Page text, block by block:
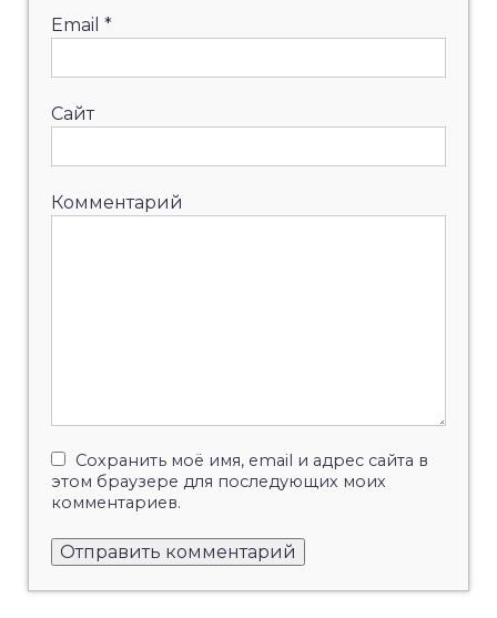
Email *
Сайт
Комментарий
Сохранить моё имя, email и адрес сайта в
этом браузере для последующих моих
комментариев.